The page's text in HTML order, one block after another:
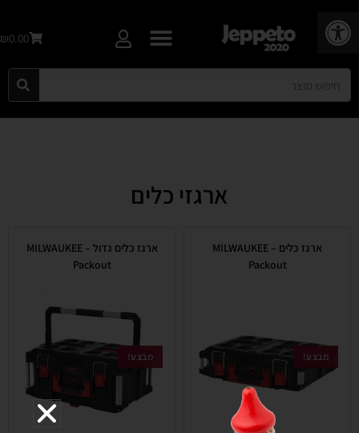
פתח סרגל נגישות
₪0.00
ארגזי כלים
ארגז כלים – MILWAUKEE
Packout
מבצע!
ארגז כלים גדול – MILWAUKEE
Packout
מבצע!